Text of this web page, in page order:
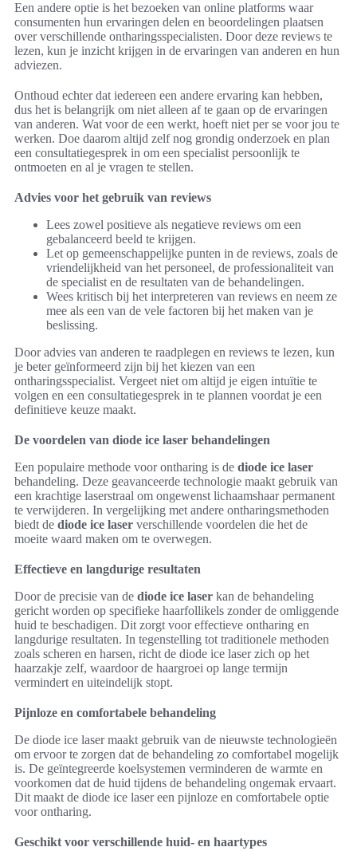
Een andere optie is het bezoeken van online platforms waar
consumenten hun ervaringen delen en beoordelingen plaatsen
over verschillende ontharingsspecialisten. Door deze reviews te
lezen, kun je inzicht krijgen in de ervaringen van anderen en hun
adviezen.
Onthoud echter dat iedereen een andere ervaring kan hebben,
dus het is belangrijk om niet alleen af te gaan op de ervaringen
van anderen. Wat voor de een werkt, hoeft niet per se voor jou te
werken. Doe daarom altijd zelf nog grondig onderzoek en plan
een consultatiegesprek in om een specialist persoonlijk te
ontmoeten en al je vragen te stellen.
Advies voor het gebruik van reviews
Lees zowel positieve als negatieve reviews om een
gebalanceerd beeld te krijgen.
Let op gemeenschappelijke punten in de reviews, zoals de
vriendelijkheid van het personeel, de professionaliteit van
de specialist en de resultaten van de behandelingen.
Wees kritisch bij het interpreteren van reviews en neem ze
mee als een van de vele factoren bij het maken van je
beslissing.
Door advies van anderen te raadplegen en reviews te lezen, kun
je beter geïnformeerd zijn bij het kiezen van een
ontharingsspecialist. Vergeet niet om altijd je eigen intuïtie te
volgen en een consultatiegesprek in te plannen voordat je een
definitieve keuze maakt.
De voordelen van diode ice laser behandelingen
Een populaire methode voor ontharing is de diode ice laser
behandeling. Deze geavanceerde technologie maakt gebruik van
een krachtige laserstraal om ongewenst lichaamshaar permanent
te verwijderen. In vergelijking met andere ontharingsmethoden
biedt de diode ice laser verschillende voordelen die het de
moeite waard maken om te overwegen.
Effectieve en langdurige resultaten
Door de precisie van de diode ice laser kan de behandeling
gericht worden op specifieke haarfollikels zonder de omliggende
huid te beschadigen. Dit zorgt voor effectieve ontharing en
langdurige resultaten. In tegenstelling tot traditionele methoden
zoals scheren en harsen, richt de diode ice laser zich op het
haarzakje zelf, waardoor de haargroei op lange termijn
vermindert en uiteindelijk stopt.
Pijnloze en comfortabele behandeling
De diode ice laser maakt gebruik van de nieuwste technologieën
om ervoor te zorgen dat de behandeling zo comfortabel mogelijk
is. De geïntegreerde koelsystemen verminderen de warmte en
voorkomen dat de huid tijdens de behandeling ongemak ervaart.
Dit maakt de diode ice laser een pijnloze en comfortabele optie
voor ontharing.
Geschikt voor verschillende huid- en haartypes